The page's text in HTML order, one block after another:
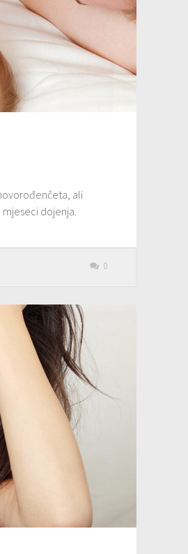
ali
dojenja.
0